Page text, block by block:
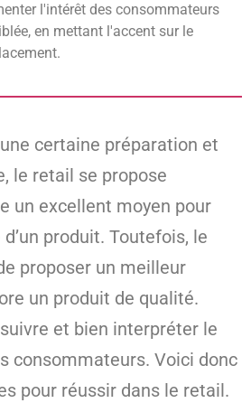
l'intérêt des consommateurs
en mettant l'accent sur le
certaine préparation et
le retail se propose
un excellent moyen pour
produit. Toutefois, le
proposer un meilleur
un produit de qualité.
et bien interpréter le
consommateurs. Voici donc
pour réussir dans le retail.